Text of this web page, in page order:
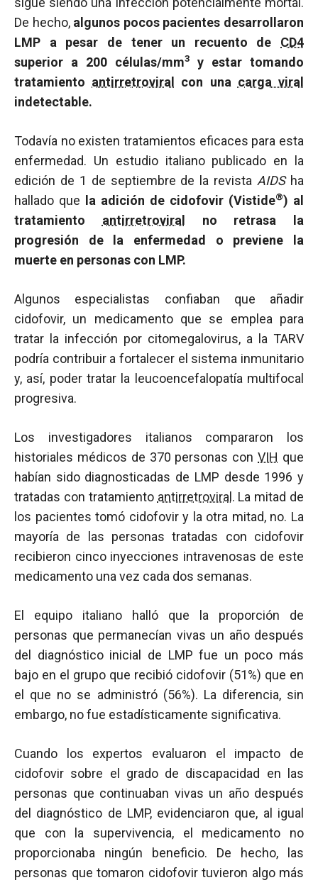
De hecho, algunos pocos pacientes desarrollaron
LMP a pesar de tener un recuento de CD4
superior a 200 células/mm3
y estar tomando
tratamiento antirretroviral con una carga viral
indetectable.
Todavía no existen tratamientos eficaces para esta
enfermedad. Un estudio italiano publicado en la
edición de 1 de septiembre de la revista AIDSha
hallado que
la adición de cidofovir (Vistide®) al
tratamiento antirretroviral
no retrasa la
progresión de la enfermedad o previene la
muerte en personas con LMP.
Algunos especialistas confiaban que añadir
cidofovir, un medicamento que se emplea para
tratar la infección por citomegalovirus, a la TARV
podría contribuir a fortalecer el sistema inmunitario
y, así, poder tratar la leucoencefalopatía multifocal
progresiva.
Los investigadores italianos compararon los
historiales médicos de 370 personas conVIH que
habían sido diagnosticadas de LMP desde 1996 y
tratadas con tratamiento antirretroviral . La mitad de
los pacientes tomó cidofovir y la otra mitad, no. La
mayoría de las personas tratadas con cidofovir
recibieron cinco inyecciones intravenosas de este
medicamento una vez cada dos semanas.
El equipo italiano halló que la proporción de
personas que permanecían vivas un año después
del diagnóstico inicial de LMP fue un poco más
bajo en el grupo que recibió cidofovir (51%) que en
el que no se administró (56%). La diferencia, sin
embargo, no fue estadísticamente significativa.
Cuando los expertos evaluaron el impacto de
cidofovir sobre el grado de discapacidad en las
personas que continuaban vivas un año después
del diagnóstico de LMP, evidenciaron que, al igual
que con la supervivencia, el medicamento no
proporcionaba ningún beneficio. De hecho, las
personas que tomaron cidofovir tuvieron algo más